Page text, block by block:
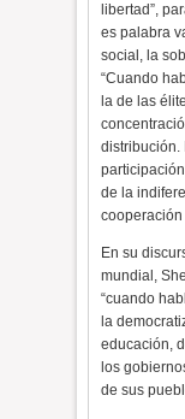
libertad”,
es palabra
social, la
“Cuando
la de las
distribución.
de la
cooperación
En su
mundial,
“cuando
la
educación,
los
de sus